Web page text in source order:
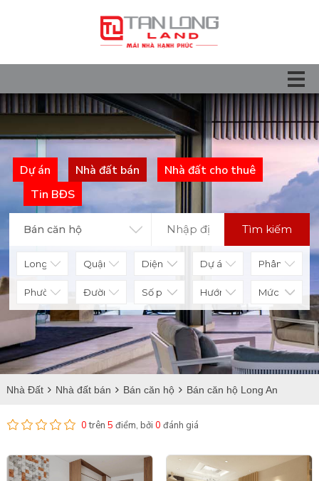
Dự án Nhà đất bán
Nhà đất cho thuê
Tin BĐS
Bán căn hộ Tìm kiếm
Diện tích
Số phòng Hướng nhà Mức giá
Nhà Đất Nhà đất bán Bán căn hộ Bán căn hộ Long An
0trên 5 điểm, bởi 0 đánh giá